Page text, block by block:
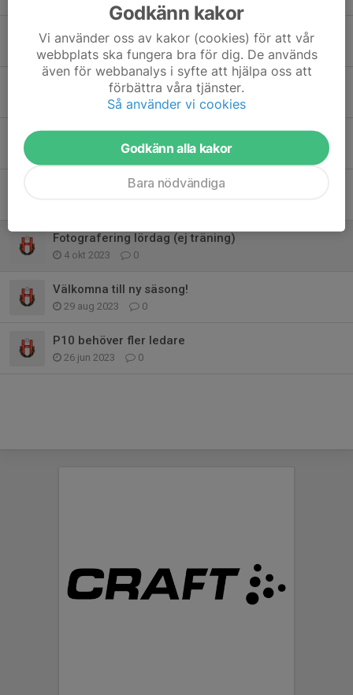
Höstlov lördag 4/11
28 okt 2023 0
DROTT inspring 25/10
21 okt 2023 1
Match - Spelartrupp
4
Fotografering lördag (ej träning)
4 okt 2023 0
Välkomna till ny säsong!
29 aug 2023 0
P10 behöver fler ledare
26 jun 2023 0
Godkänn kakor
Vi använder oss av kakor (cookies) för att vår
webbplats ska fungera bra för dig. De används
även för webbanalys i syfte att hjälpa oss att
förbättra våra tjänster.
Så använder vi cookies
Godkänn alla kakor
Bara nödvändiga